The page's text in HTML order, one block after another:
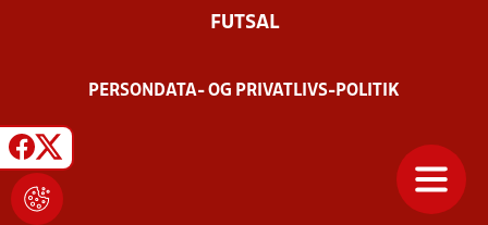
FUTSAL
PERSONDATA- OG PRIVATLIVS-POLITIK